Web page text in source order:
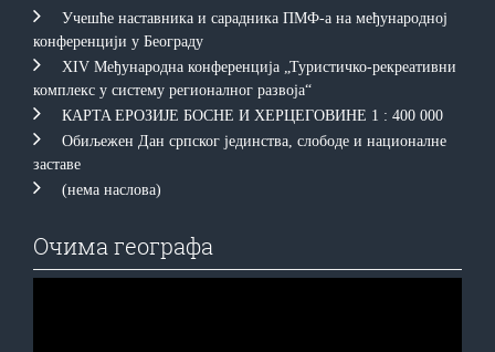
Учешће наставника и сарадника ПМФ-а на међународној
конференцији у Београду
XIV Међународна конференција „Туристичко-рекреативни
комплекс у систему регионалног развоја“
КAРTA EРOЗИJE БOСНE И ХEРЦEГOВИНE 1 : 400 000
Обиљежен Дан српског јединства, слободе и националне
заставе
(нема наслова)
Очима географа